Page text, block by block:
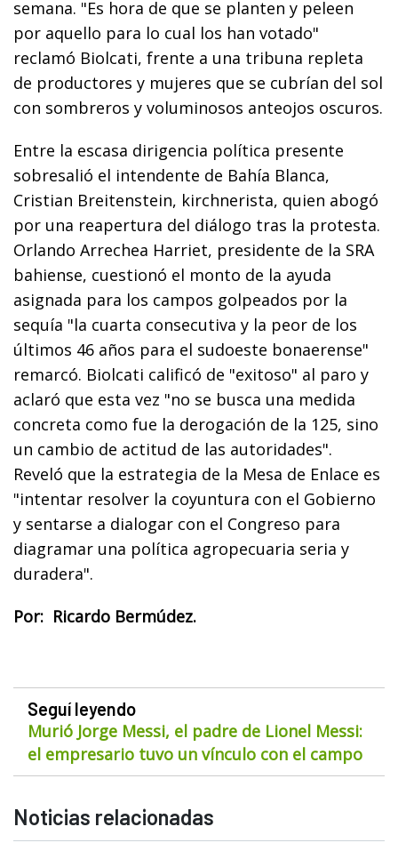
semana. "Es hora de que se planten y peleen
por aquello para lo cual los han votado"
reclamó Biolcati, frente a una tribuna repleta
de productores y mujeres que se cubrían del sol
con sombreros y voluminosos anteojos oscuros.
Entre la escasa dirigencia política presente
sobresalió el intendente de Bahía Blanca,
Cristian Breitenstein, kirchnerista, quien abogó
por una reapertura del diálogo tras la protesta.
Orlando Arrechea Harriet, presidente de la SRA
bahiense, cuestionó el monto de la ayuda
asignada para los campos golpeados por la
sequía "la cuarta consecutiva y la peor de los
últimos 46 años para el sudoeste bonaerense"
remarcó. Biolcati calificó de "exitoso" al paro y
aclaró que esta vez "no se busca una medida
concreta como fue la derogación de la 125, sino
un cambio de actitud de las autoridades".
Reveló que la estrategia de la Mesa de Enlace es
"intentar resolver la coyuntura con el Gobierno
y sentarse a dialogar con el Congreso para
diagramar una política agropecuaria seria y
duradera".
Por: Ricardo Bermúdez.
Seguí leyendo
Murió Jorge Messi, el padre de Lionel Messi:
el empresario tuvo un vínculo con el campo
Noticias relacionadas